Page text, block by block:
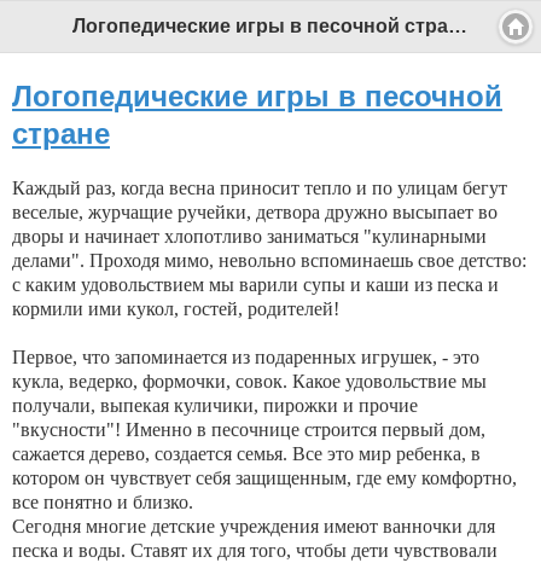
Логопедические игры в песочной стране - Профессиональный педагог
Логопедические игры в песочной
стране
Каждый раз, когда весна приносит тепло и по улицам бегут
веселые, журчащие ручейки, детвора дружно высыпает во
дворы и начинает хлопотливо заниматься "кулинарными
делами". Проходя мимо, невольно вспоминаешь свое детство:
с каким удовольствием мы варили супы и каши из песка и
кормили ими кукол, гостей, родителей!
Первое, что запоминается из подаренных игрушек, - это
кукла, ведерко, формочки, совок. Какое удовольствие мы
получали, выпекая куличики, пирожки и прочие
"вкусности"! Именно в песочнице строится первый дом,
сажается дерево, создается семья. Все это мир ребенка, в
котором он чувствует себя защищенным, где ему комфортно,
все понятно и близко.
Сегодня многие детские учреждения имеют ванночки для
песка и воды. Ставят их для того, чтобы дети чувствовали